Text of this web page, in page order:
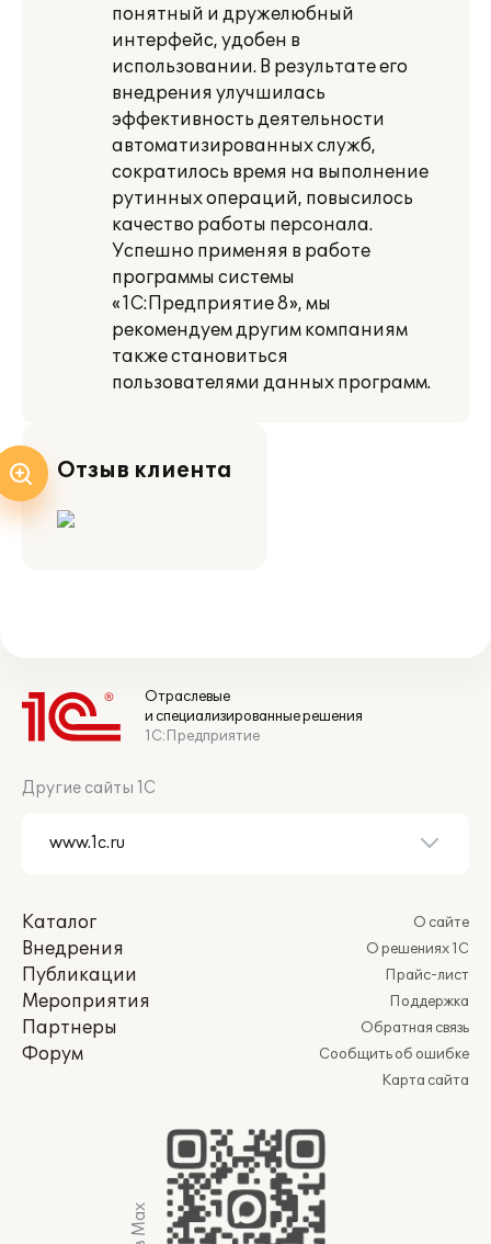
понятный и дружелюбный
интерфейс, удобен в
использовании. В результате его
внедрения улучшилась
эффективность деятельности
автоматизированных служб,
сократилось время на выполнение
рутинных операций, повысилось
качество работы персонала.
Успешно применяя в работе
программы системы
«1С:Предприятие 8», мы
рекомендуем другим компаниям
также становиться
пользователями данных программ.
Отзыв клиента
Отраслевые
и специализированные решения
1С:Предприятие
Другие сайты 1С
Каталог
Внедрения
Публикации
Мероприятия
Партнеры
Форум
О сайте
О решениях 1С
Прайс-лист
Поддержка
Обратная связь
Сообщить об ошибке
Карта сайта